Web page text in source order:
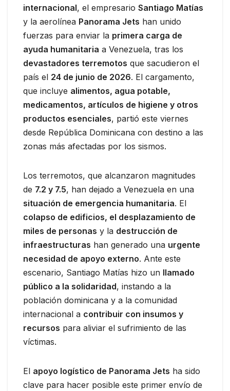
internacional, el empresario Santiago Matías
y la aerolínea Panorama Jets han unido
fuerzas para enviar la primera carga de
ayuda humanitaria a Venezuela, tras los
devastadores terremotos que sacudieron el
país el 24 de junio de 2026. El cargamento,
que incluye alimentos, agua potable,
medicamentos, artículos de higiene y otros
productos esenciales, partió este viernes
desde República Dominicana con destino a las
zonas más afectadas por los sismos.
Los terremotos, que alcanzaron magnitudes
de 7.2 y 7.5, han dejado a Venezuela en una
situación de emergencia humanitaria. El
colapso de edificios, el desplazamiento de
miles de personas y la destrucción de
infraestructuras han generado una urgente
necesidad de apoyo externo. Ante este
escenario, Santiago Matías hizo un llamado
público a la solidaridad, instando a la
población dominicana y a la comunidad
internacional a contribuir con insumos y
recursos para aliviar el sufrimiento de las
víctimas.
El apoyo logístico de Panorama Jets ha sido
clave para hacer posible este primer envío de